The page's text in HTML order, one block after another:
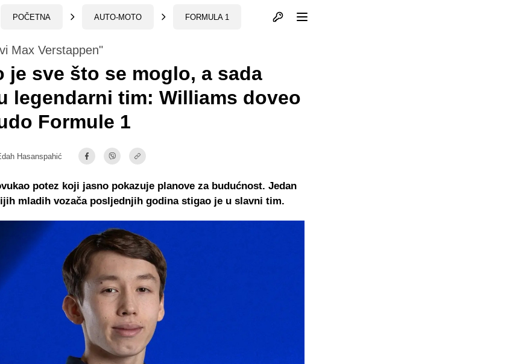
POČETNA AUTO-MOTO FORMULA 1 Otvori profil
Max Verstappen"
je sve što se moglo, a sada
legendarni tim: Williams doveo
Formule 1
Hasanspahić
potez koji jasno pokazuje planove za budućnost. Jedan
mladih vozača posljednjih godina stigao je u slavni tim.